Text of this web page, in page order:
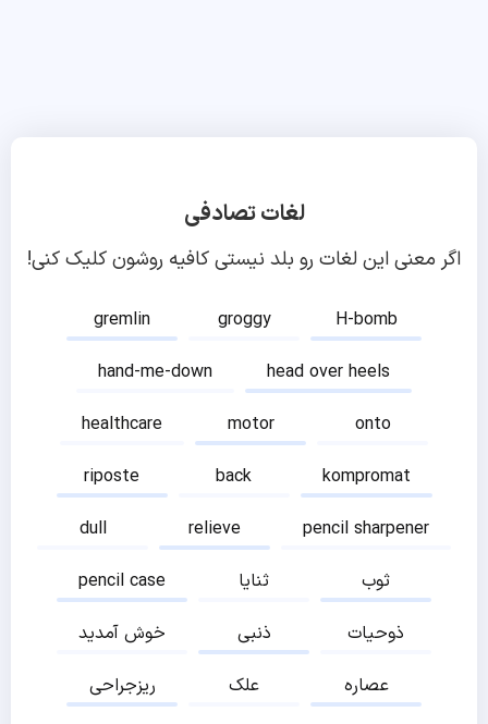
لغات تصادفی
اگر معنی این لغات رو بلد نیستی کافیه روشون کلیک کنی!
gremlin groggy
H-bomb
hand-me-down
head over heels
healthcare
motor
onto
riposte
back
kompromat
dull
relieve
pencil sharpener
pencil case
ثنایا
ثوب
خوش آمدید
ذنبی
ذوحیات
ریزجراحی
علک
عصاره